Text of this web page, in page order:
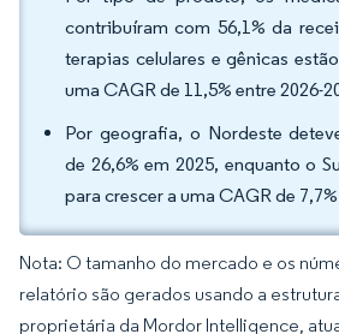
contribuíram com 56,1% da
terapias celulares e gênicas
uma CAGR de 11,5% entre 2026-
Por geografia, o Nordeste
de 26,6% em 2025, enquanto o
para crescer a uma CAGR de
Nota: O tamanho do mercado e os
relatório são gerados usando a
proprietária da Mordor Intelligence,